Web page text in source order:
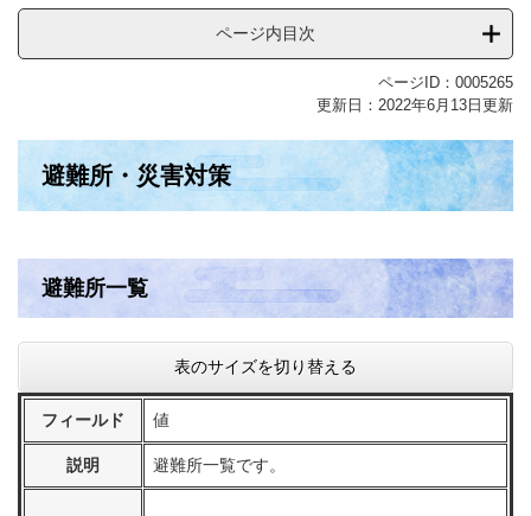
ページ内目次
ページID：0005265
更新日：2022年6月13日更新
避難所・災害対策
避難所一覧
表のサイズを切り替える
フィールド 値
説明 避難所一覧です。